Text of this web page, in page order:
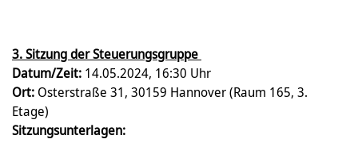
3. Sitzung der Steuerungsgruppe
Datum/Zeit: 14.05.2024, 16:30 Uhr
Ort: Osterstraße 31, 30159 Hannover (Raum 165, 3.
Etage)
Sitzungsunterlagen: